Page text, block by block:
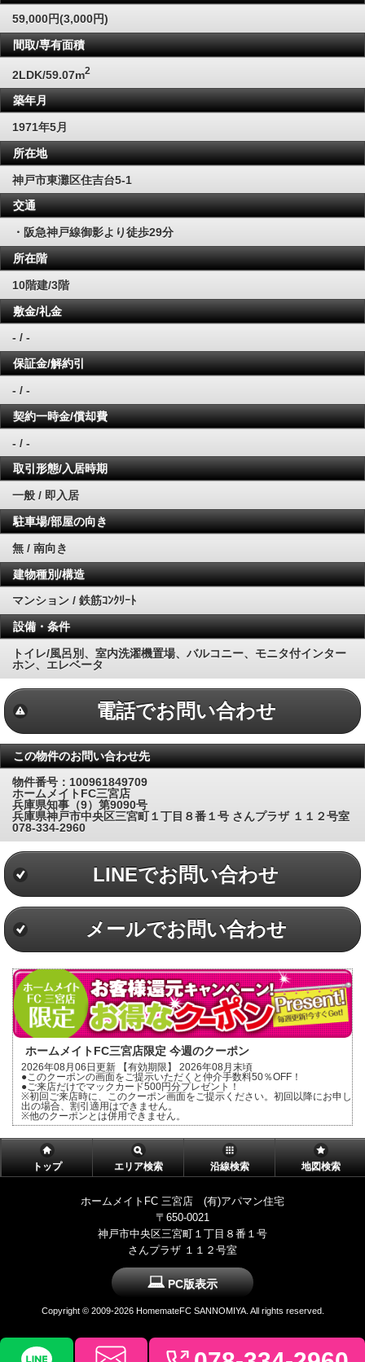
59,000円(3,000円)
間取/専有面積
2LDK/59.07m2
築年月
1971年5月
所在地
神戸市東灘区住吉台5-1
交通
・阪急神戸線御影より徒歩29分
所在階
10階建/3階
敷金/礼金
- / -
保証金/解約引
- / -
契約一時金/償却費
- / -
取引形態/入居時期
一般 / 即入居
駐車場/部屋の向き
無 / 南向き
建物種別/構造
マンション / 鉄筋ｺﾝｸﾘｰﾄ
設備・条件
トイレ/風呂別、室内洗濯機置場、バルコニー、モニタ付インター
ホン、エレベータ
電話でお問い合わせ
この物件のお問い合わせ先
物件番号：100961849709
ホームメイトFC三宮店
兵庫県知事（9）第9090号
兵庫県神戸市中央区三宮町１丁目８番１号 さんプラザ １１２号室
078-334-2960
LINEでお問い合わせ
メールでお問い合わせ
ホームメイトFC三宮店限定 今週のクーポン
2026年08月06日更新 【有効期限】 2026年08月末頃
●このクーポンの画面をご提示いただくと仲介手数料50％OFF！
●ご来店だけでマックカード500円分プレゼント！
※初回ご来店時に、このクーポン画面をご提示ください。初回以降にお申し
出の場合、割引適用はできません。
※他のクーポンとは併用できません。
トップ エリア検索 沿線検索 地図検索
ホームメイトFC 三宮店 (有)アパマン住宅
〒650-0021
神戸市中央区三宮町１丁目８番１号
さんプラザ １１２号室
PC版表示
Copyright © 2009-2026 HomemateFC SANNOMIYA. All rights reserved.